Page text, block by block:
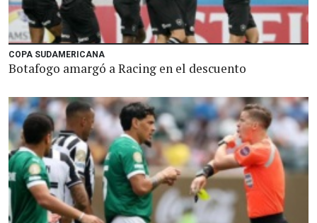
COPA SUDAMERICANA
Botafogo amargó a Racing en el descuento